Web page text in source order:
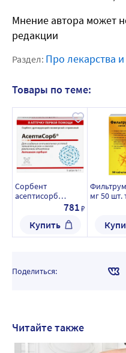
Мнение автора может
редакции
Раздел: Про лекарства
Товары по теме:
Сорбент
асептисорб
дренирующий
стерильный 1 гр 5
шт.
781₽
Купить
мг 50 шт.
Поделиться:
Читайте также